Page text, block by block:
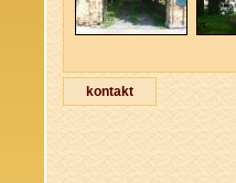
kontakt